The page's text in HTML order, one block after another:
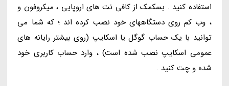
استفاده کنید . بسکمک از کافی نت های اروپایی ، میکروفون و
، وب کم روی دستگاههای خود نصب کرده اند ؛ که شما می
توانید با یک حساب گوگل یا اسکایپ (روی بیشتر رایانه های
عمومی اسکایپ نصب شده است) ، وارد حساب کاربری خود
شده و چت کنید .